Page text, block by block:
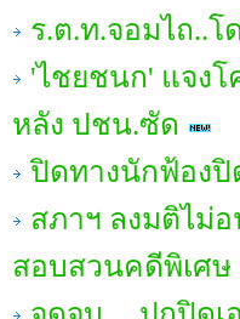
ร.ต.ท.จอมไถ..โ
'ไชยชนก' แจงโ
หลัง ปชน.ซัด
ปิดทางนักฟ้อง
สภาฯ ลงมติไม่
สอบสวนคดีพิเศษ